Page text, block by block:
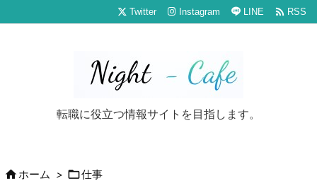
Twitter Instagram LINE  RSS
転職に役立つ情報サイトを目指します。
ホーム > 仕事